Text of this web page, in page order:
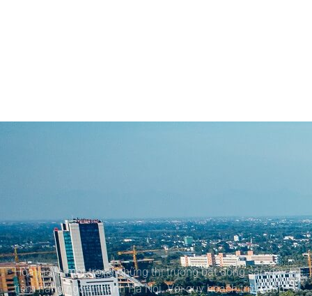
Hòa lạc là một trong những thị trường bất động sản đầy
tiềm năng ngoại thành Hà Nội. Với quy hoạch trở thành